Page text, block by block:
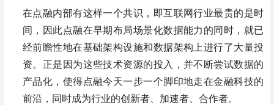
在点融内部有这样一个共识，即互联网行业最贵的是时
间，因此点融在早期布局场景化数据能力的同时，就已
经前瞻性地在基础架构设施和数据架构上进行了大量投
资。正是因为这些技术资源的投入，并不断尝试数据的
产品化，使得点融今天一步一个脚印地走在金融科技的
前沿，同时成为行业的创新者、加速者、合作者。